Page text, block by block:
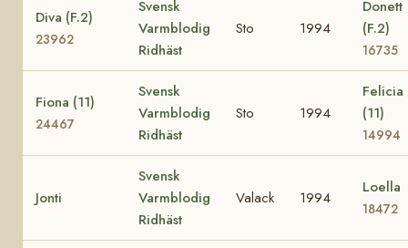
Diva (F.2)
23962
Svensk
Varmblodig
Ridhäst
Sto 1994
Donett
(F.2)
16735
Fiona (11)
24467
Svensk
Varmblodig
Ridhäst
Sto 1994
Felicia
(11)
14994
Jonti
Svensk
Varmblodig
Ridhäst
Valack 1994
Loella
18472